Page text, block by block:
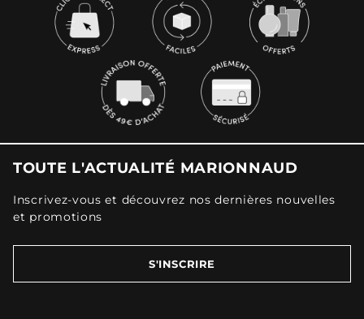
TOUTE L'ACTUALITÉ MARIONNAUD
Inscrivez-vous et découvrez nos dernières nouvelles
et promotions
S'INSCRIRE